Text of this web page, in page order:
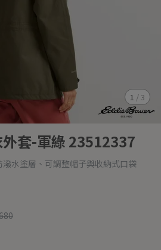
1 / 3
套-軍綠 23512337
水塗層、可調整帽子與收納式口袋